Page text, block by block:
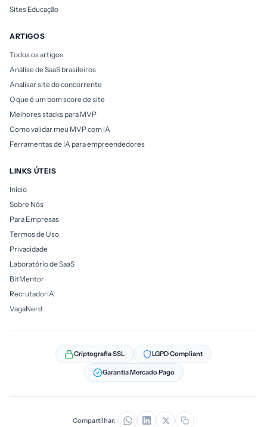
Sites Educação
ARTIGOS
Todos os artigos
Análise de SaaS brasileiros
Analisar site do concorrente
O que é um bom score de site
Melhores stacks para MVP
Como validar meu MVP com IA
Ferramentas de IA para empreendedores
LINKS ÚTEIS
Início
Sobre Nós
Para Empresas
Termos de Uso
Privacidade
Laboratório de SaaS
BitMentor
RecrutadorIA
VagaNerd
Criptografia SSL LGPD Compliant
Garantia Mercado Pago
Compartilhar: